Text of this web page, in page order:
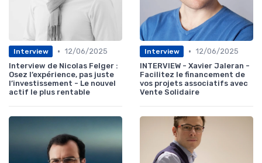
Interview • 12/06/2025
Interview de Nicolas Felger :
Osez l’expérience, pas juste
l’investissement - Le nouvel
actif le plus rentable
Interview • 12/06/2025
INTERVIEW - Xavier Jaleran -
Facilitez le financement de
vos projets associatifs avec
Vente Solidaire